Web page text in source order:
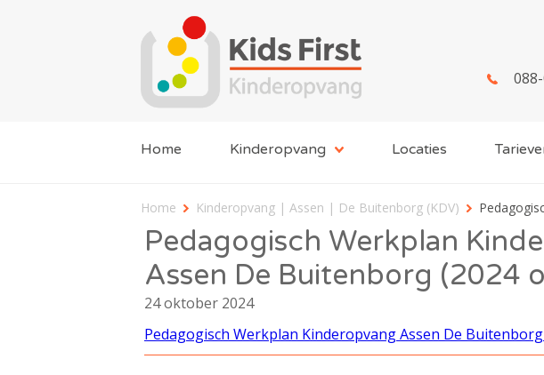
Home Kinderopvang Locaties
Home Kinderopvang | Assen | De Buitenborg (KDV)
Pedagogisch Werkplan
Assen De Buitenborg (2024
24 oktober 2024
Pedagogisch Werkplan Kinderopvang Assen De